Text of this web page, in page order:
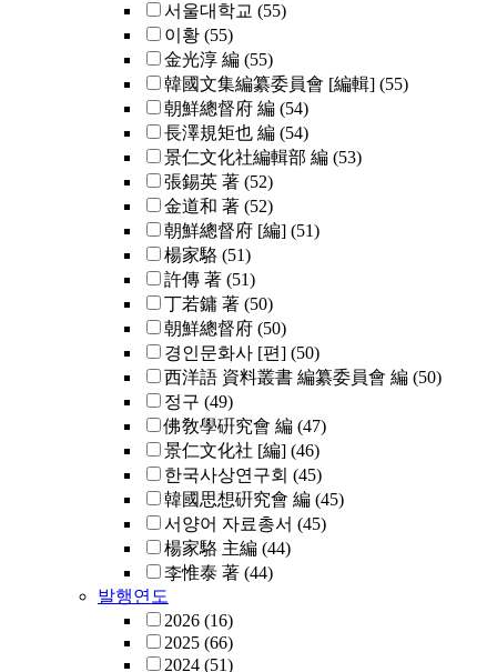
서울대학교 (55)
이황 (55)
金光淳 編 (55)
韓國文集編纂委員會 [編輯] (55)
朝鮮總督府 編 (54)
長澤規矩也 編 (54)
景仁文化社編輯部 編 (53)
張錫英 著 (52)
金道和 著 (52)
朝鮮總督府 [編] (51)
楊家駱 (51)
許傳 著 (51)
丁若鏞 著 (50)
朝鮮總督府 (50)
경인문화사 [편] (50)
西洋語 資料叢書 編纂委員會 編 (50)
정구 (49)
佛敎學硏究會 編 (47)
景仁文化社 [編] (46)
한국사상연구회 (45)
韓國思想硏究會 編 (45)
서양어 자료총서 (45)
楊家駱 主編 (44)
李惟泰 著 (44)
발행연도
2026 (16)
2025 (66)
2024 (51)